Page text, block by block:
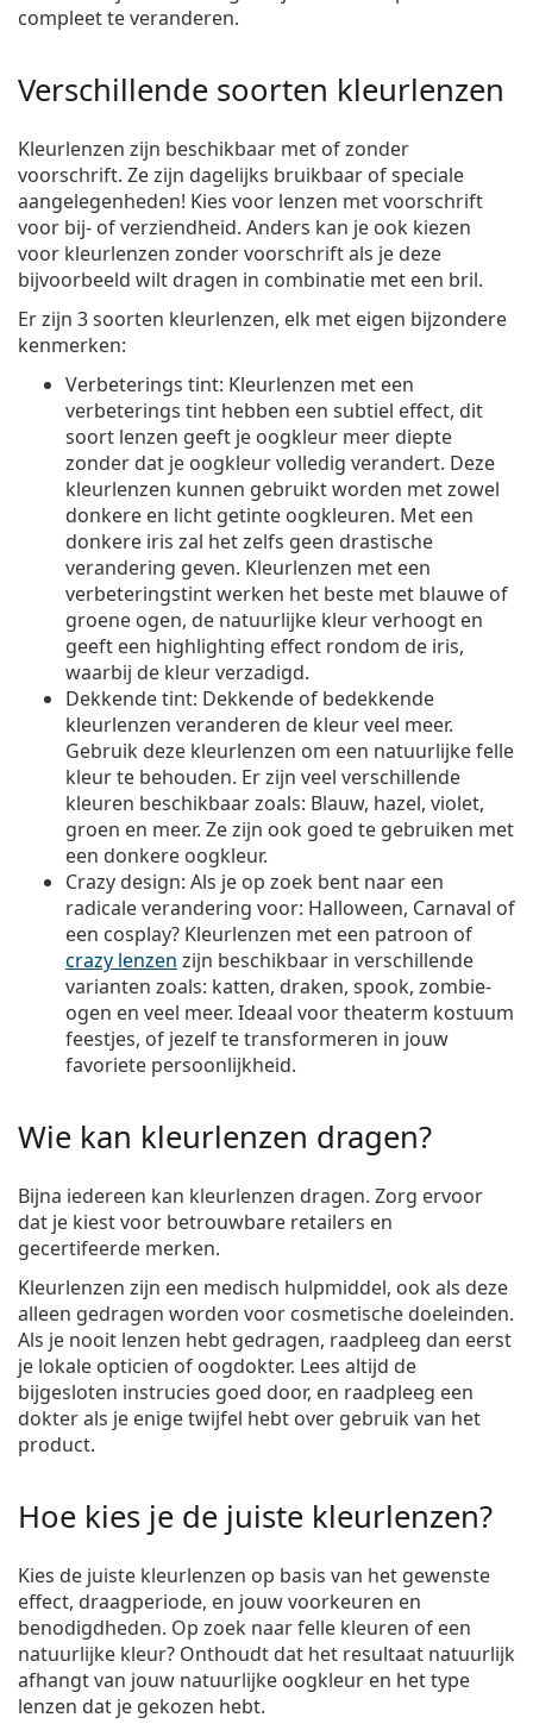
compleet te veranderen.
Verschillende soorten kleurlenzen
Kleurlenzen zijn beschikbaar met of zonder
voorschrift. Ze zijn dagelijks bruikbaar of speciale
aangelegenheden! Kies voor lenzen met voorschrift
voor bij- of verziendheid. Anders kan je ook kiezen
voor kleurlenzen zonder voorschrift als je deze
bijvoorbeeld wilt dragen in combinatie met een bril.
Er zijn 3 soorten kleurlenzen, elk met eigen bijzondere
kenmerken:
Verbeterings tint: Kleurlenzen met een
verbeterings tint hebben een subtiel effect, dit
soort lenzen geeft je oogkleur meer diepte
zonder dat je oogkleur volledig verandert. Deze
kleurlenzen kunnen gebruikt worden met zowel
donkere en licht getinte oogkleuren. Met een
donkere iris zal het zelfs geen drastische
verandering geven. Kleurlenzen met een
verbeteringstint werken het beste met blauwe of
groene ogen, de natuurlijke kleur verhoogt en
geeft een highlighting effect rondom de iris,
waarbij de kleur verzadigd.
Dekkende tint: Dekkende of bedekkende
kleurlenzen veranderen de kleur veel meer.
Gebruik deze kleurlenzen om een natuurlijke felle
kleur te behouden. Er zijn veel verschillende
kleuren beschikbaar zoals: Blauw, hazel, violet,
groen en meer. Ze zijn ook goed te gebruiken met
een donkere oogkleur.
Crazy design: Als je op zoek bent naar een
radicale verandering voor: Halloween, Carnaval of
een cosplay? Kleurlenzen met een patroon of
crazy lenzen zijn beschikbaar in verschillende
varianten zoals: katten, draken, spook, zombie-
ogen en veel meer. Ideaal voor theaterm kostuum
feestjes, of jezelf te transformeren in jouw
favoriete persoonlijkheid.
Wie kan kleurlenzen dragen?
Bijna iedereen kan kleurlenzen dragen. Zorg ervoor
dat je kiest voor betrouwbare retailers en
gecertifeerde merken.
Kleurlenzen zijn een medisch hulpmiddel, ook als deze
alleen gedragen worden voor cosmetische doeleinden.
Als je nooit lenzen hebt gedragen, raadpleeg dan eerst
je lokale opticien of oogdokter. Lees altijd de
bijgesloten instrucies goed door, en raadpleeg een
dokter als je enige twijfel hebt over gebruik van het
product.
Hoe kies je de juiste kleurlenzen?
Kies de juiste kleurlenzen op basis van het gewenste
effect, draagperiode, en jouw voorkeuren en
benodigdheden. Op zoek naar felle kleuren of een
natuurlijke kleur? Onthoudt dat het resultaat natuurlijk
afhangt van jouw natuurlijke oogkleur en het type
lenzen dat je gekozen hebt.